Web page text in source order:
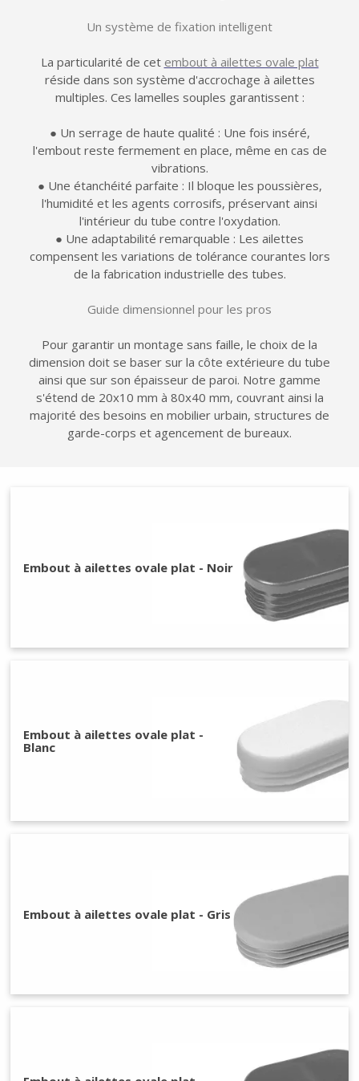
Un système de fixation intelligent
La particularité de cet embout à ailettes ovale plat
réside dans son système d'accrochage à ailettes
multiples. Ces lamelles souples garantissent :
● Un serrage de haute qualité : Une fois inséré,
l'embout reste fermement en place, même en cas de
vibrations.
● Une étanchéité parfaite : Il bloque les poussières,
l'humidité et les agents corrosifs, préservant ainsi
l'intérieur du tube contre l'oxydation.
● Une adaptabilité remarquable : Les ailettes
compensent les variations de tolérance courantes lors
de la fabrication industrielle des tubes.
Guide dimensionnel pour les pros
Pour garantir un montage sans faille, le choix de la
dimension doit se baser sur la côte extérieure du tube
ainsi que sur son épaisseur de paroi. Notre gamme
s'étend de 20x10 mm à 80x40 mm, couvrant ainsi la
majorité des besoins en mobilier urbain, structures de
garde-corps et agencement de bureaux.
Embout à ailettes ovale plat - Noir
Embout à ailettes ovale plat -
Blanc
Embout à ailettes ovale plat - Gris
Congés d'été du
- 24/07/26 au soir
au 17/08/26 au